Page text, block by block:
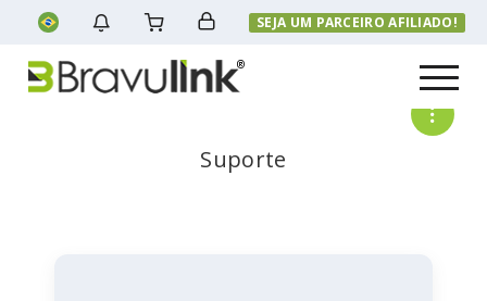
SEJA UM PARCEIRO AFILIADO!
Menu
Suporte